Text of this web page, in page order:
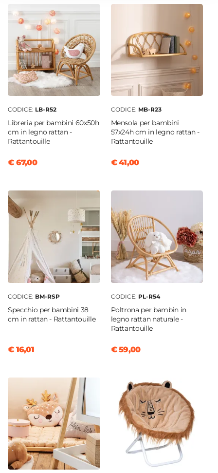
CODICE: LB-R52
Libreria per bambini 60x50h
cm in legno rattan -
Rattantouille
€ 67,00
CODICE: MB-R23
Mensola per bambini
57x24h cm in legno rattan -
Rattantouille
€ 41,00
CODICE: BM-RSP
Specchio per bambini 38
cm in rattan - Rattantouille
€ 16,01
CODICE: PL-R54
Poltrona per bambin in
legno rattan naturale -
Rattantouille
€ 59,00